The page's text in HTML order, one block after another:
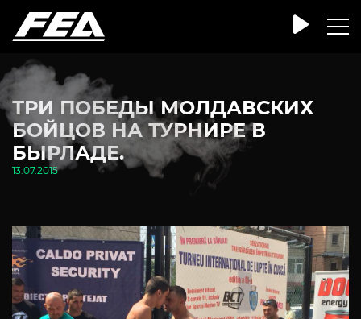
ТРИ ПОБЕДЫ МОЛДАВСКИХ
БОЙЦОВ НА ТУРНИРЕ В
БЫРЛАДЕ.
13.07.2015